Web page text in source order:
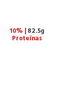
10% | 82.5g
Proteínas